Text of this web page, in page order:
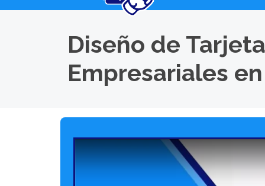
Diseño de
Empresariales